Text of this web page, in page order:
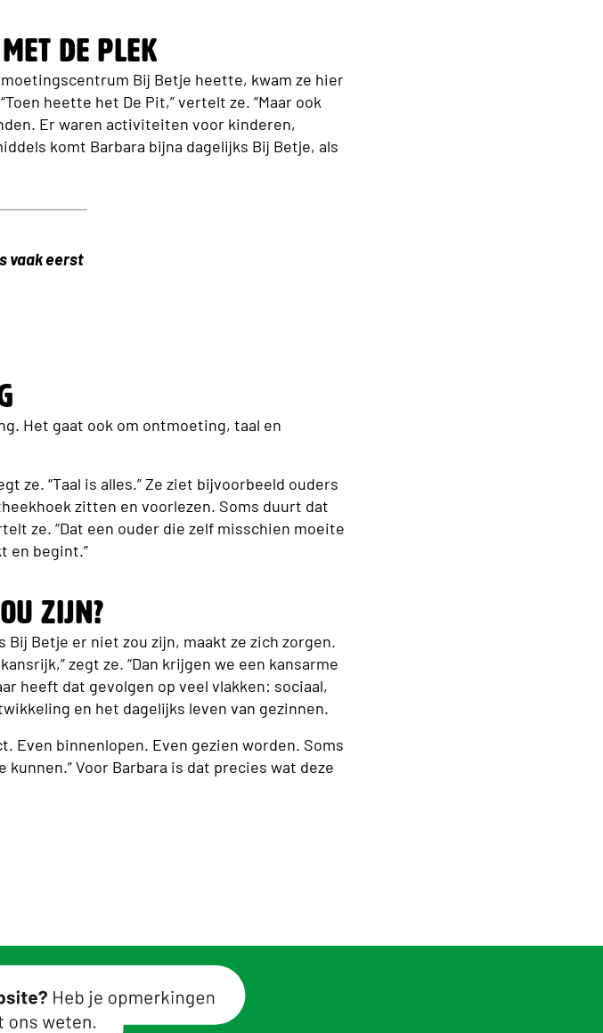
de plek
Bij Betje heette, kwam ze hier
heette het De Pit,” vertelt ze. “Maar ook
Er waren activiteiten voor kinderen,
komt Barbara bijna dagelijks Bij Betje, als
vaak eerst
Het gaat ook om ontmoeting, taal en
ze. “Taal is alles.” Ze ziet bijvoorbeeld ouders
zitten en voorlezen. Soms duurt dat
ze. “Dat een ouder die zelf misschien moeite
en begint.”
zijn?
Betje er niet zou zijn, maakt ze zich zorgen.
zegt ze. “Dan krijgen we een kansarme
heeft dat gevolgen op veel vlakken: sociaal,
en het dagelijks leven van gezinnen.
Even binnenlopen. Even gezien worden. Soms
Voor Barbara is dat precies wat deze